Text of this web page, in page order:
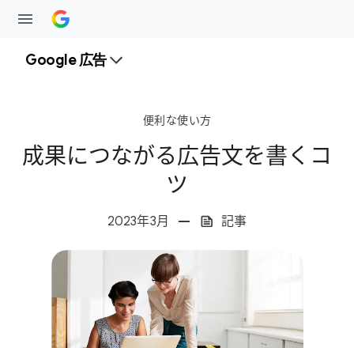
Google 広告
事例と​使い方 成果に​つながる​広告文を​書く​コツ
便利な​使い方
成果に​つながる​広告文を​書く​コ
ツ
2023年3月 記事